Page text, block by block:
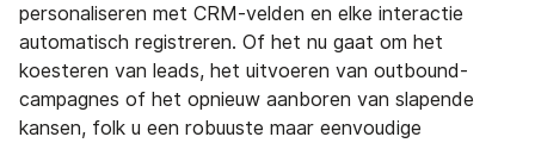
personaliseren met CRM-velden en elke interactie
automatisch registreren. Of het nu gaat om het
koesteren van leads, het uitvoeren van outbound-
campagnes of het opnieuw aanboren van slapende
kansen, folk u een robuuste maar eenvoudige